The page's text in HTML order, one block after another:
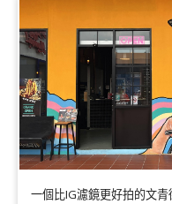
一個比IG濾鏡更好拍的文